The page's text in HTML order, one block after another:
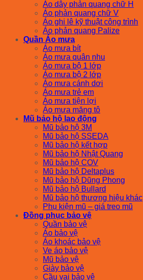
Áo dây phản quang chữ H
Áo phản quang chữ V
Áo ghi lê kỹ thuật công trình
Áo phản quang Palize
Quần Áo mưa
Áo mưa bít
Áo mưa quân nhu
Áo mưa bộ 1 lớp
Áo mưa bộ 2 lớp
Áo mưa cánh dơi
Áo mưa trẻ em
Áo mưa tiện lợi
Áo mưa măng tô
Mũ bảo hộ lao động
Mũ bảo hộ 3M
Mũ bảo hộ SSEDA
Mũ bảo hộ kết hợp
Mũ bảo hộ Nhật Quang
Mũ bảo hộ COV
Mũ bảo hộ Deltaplus
Mũ bảo hộ Dũng Phong
Mũ bảo hộ Bullard
Mũ bảo hộ thương hiệu khác
Phụ kiện mũ – giá treo mũ
Đồng phục bảo vệ
Quần bảo vệ
Áo bảo vệ
Áo khoác bảo vệ
Ve áo bảo vệ
Mũ bảo vệ
Giày bảo vệ
Cầu vai bảo vệ